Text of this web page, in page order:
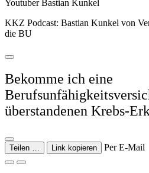
Youtuber Bastian Kunkel
KKZ Podcast: Bastian Kunkel von
die BU
Bekomme ich eine
überstandenen Krebs-
Teilen … Link kopieren Per E-Mail